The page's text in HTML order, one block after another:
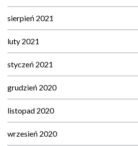
sierpień 2021
luty 2021
styczeń 2021
grudzień 2020
listopad 2020
wrzesień 2020